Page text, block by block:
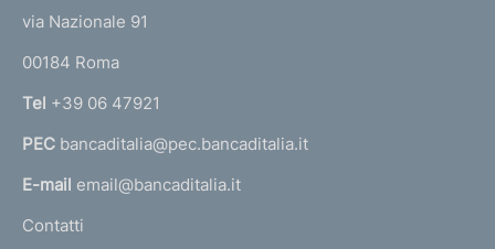
r
n
a
l
'
via Nazionale 91
00184 Roma
Tel +39 06 47921
PEC bancaditalia@pec.bancaditalia.it
E-mail email@bancaditalia.it
Contatti